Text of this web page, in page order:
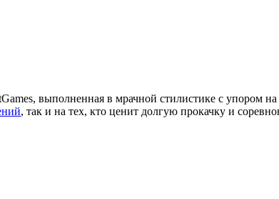
выполненная в мрачной стилистике с упором
, так и на тех, кто ценит долгую прокачку и